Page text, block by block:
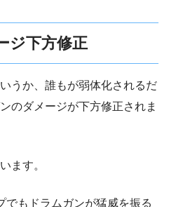
ジ下方修正
うか、誰もが弱体化されるだ
のダメージが下方修正されま
ます。
でもドラムガンが猛威を振る